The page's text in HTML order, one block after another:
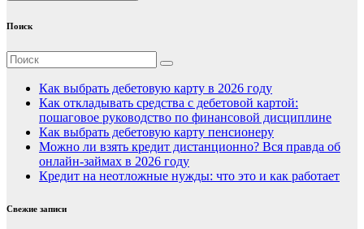
Поиск
Как выбрать дебетовую карту в 2026 году
Как откладывать средства с дебетовой картой:
пошаговое руководство по финансовой дисциплине
Как выбрать дебетовую карту пенсионеру
Можно ли взять кредит дистанционно? Вся правда об
онлайн-займах в 2026 году
Кредит на неотложные нужды: что это и как работает
Свежие записи